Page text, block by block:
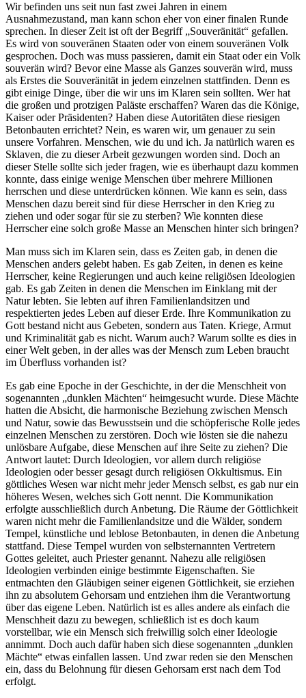
Wir befinden uns seit nun fast zwei Jahren in einem
Ausnahmezustand, man kann schon eher von einer finalen Runde
sprechen. In dieser Zeit ist oft der Begriff „Souveränität“ gefallen.
Es wird von souveränen Staaten oder von einem souveränen Volk
gesprochen. Doch was muss passieren, damit ein Staat oder ein Volk
souverän wird? Bevor eine Masse als Ganzes souverän wird, muss
als Erstes die Souveränität in jedem einzelnen stattfinden. Denn es
gibt einige Dinge, über die wir uns im Klaren sein sollten. Wer hat
die großen und protzigen Paläste erschaffen? Waren das die Könige,
Kaiser oder Präsidenten? Haben diese Autoritäten diese riesigen
Betonbauten errichtet? Nein, es waren wir, um genauer zu sein
unsere Vorfahren. Menschen, wie du und ich. Ja natürlich waren es
Sklaven, die zu dieser Arbeit gezwungen worden sind. Doch an
dieser Stelle sollte sich jeder fragen, wie es überhaupt dazu kommen
konnte, dass einige wenige Menschen über mehrere Millionen
herrschen und diese unterdrücken können. Wie kann es sein, dass
Menschen dazu bereit sind für diese Herrscher in den Krieg zu
ziehen und oder sogar für sie zu sterben? Wie konnten diese
Herrscher eine solch große Masse an Menschen hinter sich bringen?
Man muss sich im Klaren sein, dass es Zeiten gab, in denen die
Menschen anders gelebt haben. Es gab Zeiten, in denen es keine
Herrscher, keine Regierungen und auch keine religiösen Ideologien
gab. Es gab Zeiten in denen die Menschen im Einklang mit der
Natur lebten. Sie lebten auf ihren Familienlandsitzen und
respektierten jedes Leben auf dieser Erde. Ihre Kommunikation zu
Gott bestand nicht aus Gebeten, sondern aus Taten. Kriege, Armut
und Kriminalität gab es nicht. Warum auch? Warum sollte es dies in
einer Welt geben, in der alles was der Mensch zum Leben braucht
im Überfluss vorhanden ist?
Es gab eine Epoche in der Geschichte, in der die Menschheit von
sogenannten „dunklen Mächten“ heimgesucht wurde. Diese Mächte
hatten die Absicht, die harmonische Beziehung zwischen Mensch
und Natur, sowie das Bewusstsein und die schöpferische Rolle jedes
einzelnen Menschen zu zerstören. Doch wie lösten sie die nahezu
unlösbare Aufgabe, diese Menschen auf ihre Seite zu ziehen? Die
Antwort lautet: Durch Ideologien, vor allem durch religiöse
Ideologien oder besser gesagt durch religiösen Okkultismus. Ein
göttliches Wesen war nicht mehr jeder Mensch selbst, es gab nur ein
höheres Wesen, welches sich Gott nennt. Die Kommunikation
erfolgte ausschließlich durch Anbetung. Die Räume der Göttlichkeit
waren nicht mehr die Familienlandsitze und die Wälder, sondern
Tempel, künstliche und leblose Betonbauten, in denen die Anbetung
stattfand. Diese Tempel wurden von selbsternannten Vertretern
Gottes geleitet, auch Priester genannt. Nahezu alle religiösen
Ideologien verbinden einige bestimmte Eigenschaften. Sie
entmachten den Gläubigen seiner eigenen Göttlichkeit, sie erziehen
ihn zu absolutem Gehorsam und entziehen ihm die Verantwortung
über das eigene Leben. Natürlich ist es alles andere als einfach die
Menschheit dazu zu bewegen, schließlich ist es doch kaum
vorstellbar, wie ein Mensch sich freiwillig solch einer Ideologie
annimmt. Doch auch dafür haben sich diese sogenannten „dunklen
Mächte“ etwas einfallen lassen. Und zwar reden sie den Menschen
ein, dass du Belohnung für diesen Gehorsam erst nach dem Tod
erfolgt.